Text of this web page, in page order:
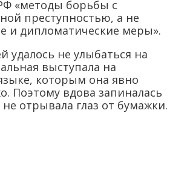
«методы борьбы с
преступностью, а не
и дипломатические меры».
удалось не улыбаться на
выступала на
которым она явно
Поэтому вдова запиналась
отрывала глаз от бумажки.